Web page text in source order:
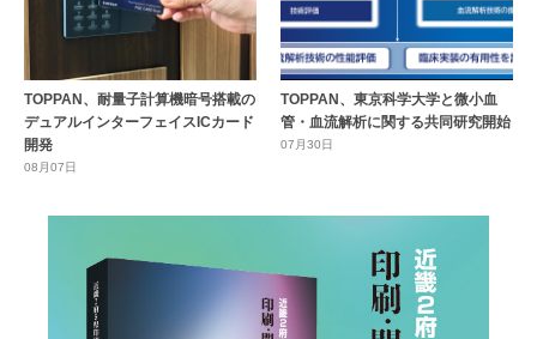
TOPPAN、耐量子計算機暗号搭載の
デュアルインターフェイスICカード
開発
08月07日
TOPPAN、東京科学大学と微小血
管・血流解析に関する共同研究開始
07月30日